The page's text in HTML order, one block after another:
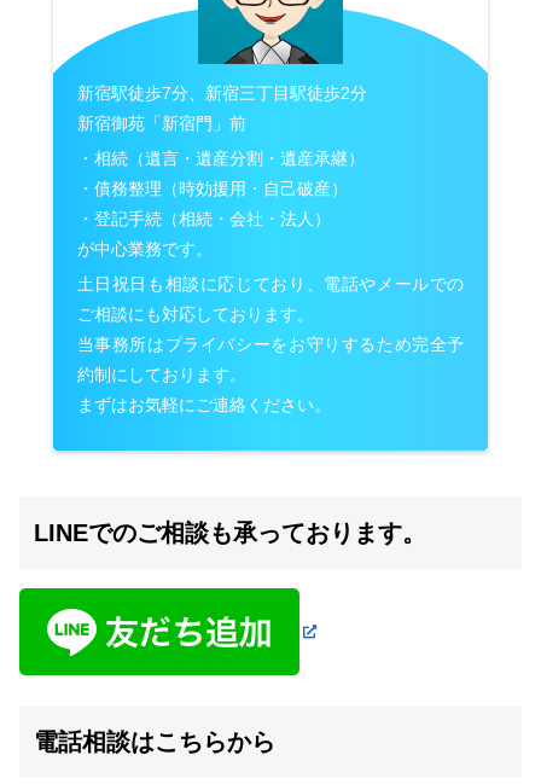
新宿駅徒歩7分、新宿三丁目駅徒歩2分
新宿御苑「新宿門」前
・相続（遺言・遺産分割・遺産承継）
・債務整理（時効援用・自己破産）
・登記手続（相続・会社・法人）
が中心業務です。
土日祝日も相談に応じており、電話やメールでの
ご相談にも対応しております。
当事務所はプライバシーをお守りするため完全予
約制にしております。
まずはお気軽にご連絡ください。
LINEでのご相談も承っております。
電話相談はこちらから